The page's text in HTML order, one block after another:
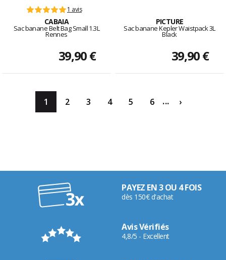
1 avis
CABAIA
Sac banane Belt Bag Small 1.3L
Rennes
39,90 €
PICTURE
Sac banane Kepler Waistpack 3L
Black
39,90 €
1 2 3 4 5 6 ... ›
PAYEZ EN 3 OU 4 FOIS
dès 150€ d'achat
Avis Vérifiés
4,8/5 - Excellent